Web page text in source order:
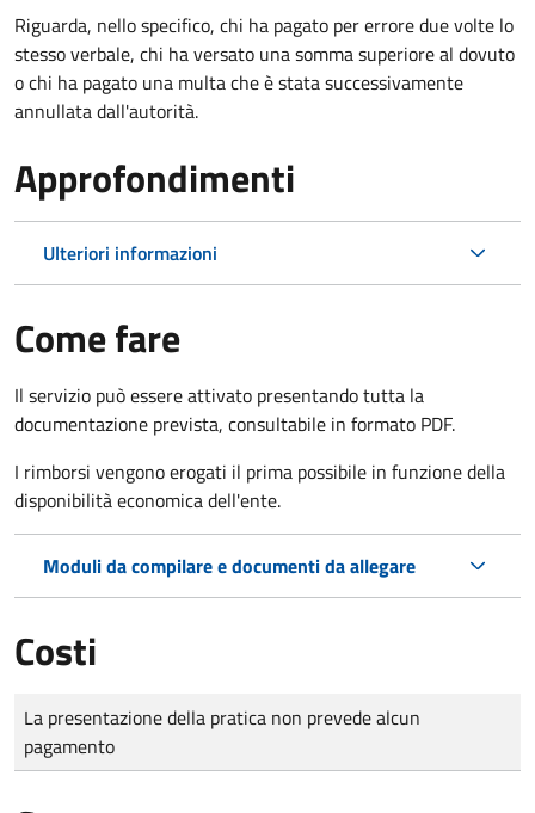
Riguarda, nello specifico, chi ha pagato per errore due volte lo
stesso verbale, chi ha versato una somma superiore al dovuto
o chi ha pagato una multa che è stata successivamente
annullata dall'autorità.
Approfondimenti
Ulteriori informazioni
Come fare
Il servizio può essere attivato presentando tutta la
documentazione prevista, consultabile in formato PDF.
I rimborsi vengono erogati il prima possibile in funzione della
disponibilità economica dell'ente.
Moduli da compilare e documenti da allegare
Costi
Tipo di pagamento
Importo
La presentazione della pratica non prevede alcun
pagamento